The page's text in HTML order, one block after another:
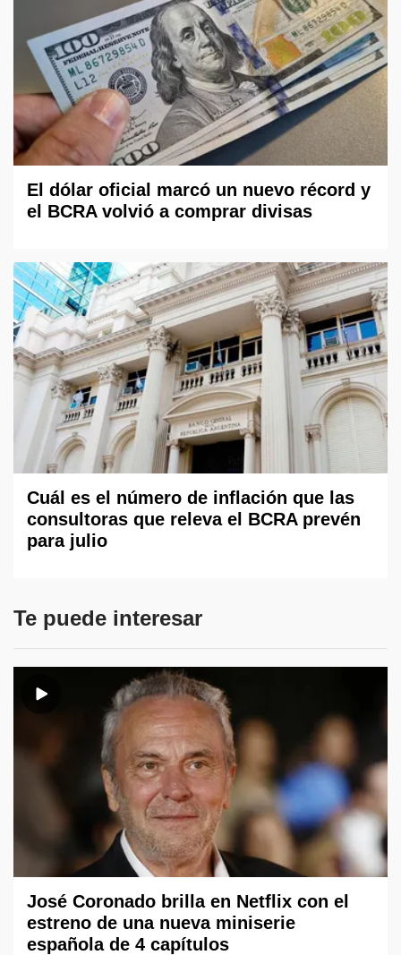
El dólar oficial marcó un nuevo récord y
el BCRA volvió a comprar divisas
Cuál es el número de inflación que las
consultoras que releva el BCRA prevén
para julio
Te puede interesar
José Coronado brilla en Netflix con el
estreno de una nueva miniserie
española de 4 capítulos